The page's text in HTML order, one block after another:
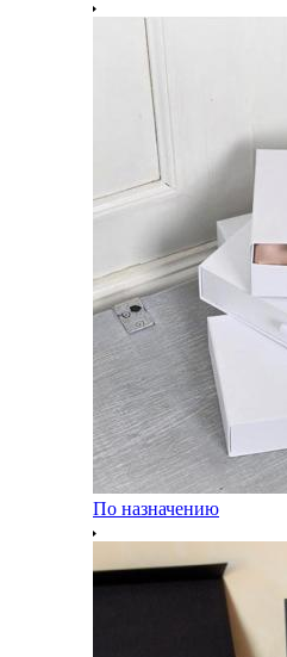
По назначению